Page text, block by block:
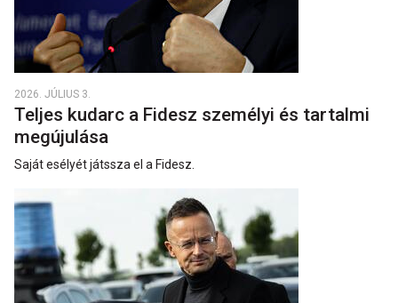
2026. JÚLIUS 3.
Teljes kudarc a Fidesz személyi és tartalmi
megújulása
Saját esélyét játssza el a Fidesz.